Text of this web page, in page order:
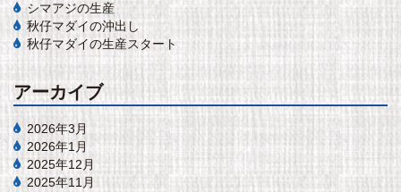
シマアジの生産
秋仔マダイの沖出し
秋仔マダイの生産スタート
アーカイブ
2026年3月
2026年1月
2025年12月
2025年11月